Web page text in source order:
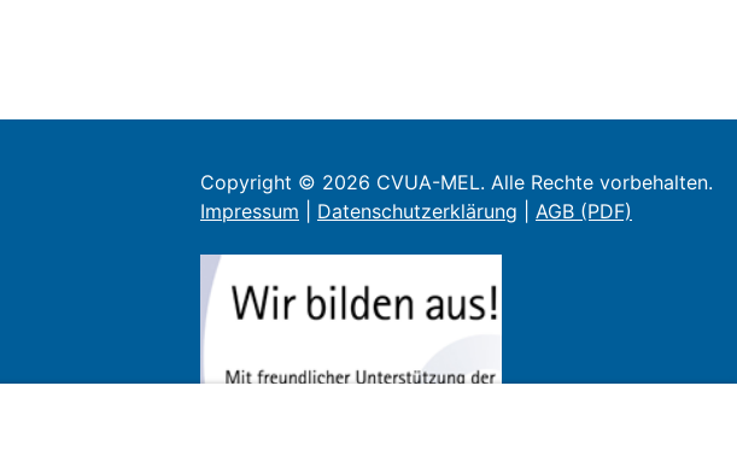
Copyright © 2026 CVUA-MEL. Alle Rechte vorbehalten.
Impressum
Datenschutzerklärung AGB (PDF)